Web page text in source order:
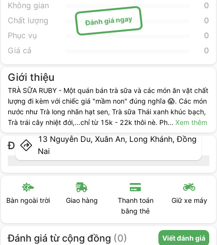
Đánh giá ngay
Không gian
0
Chất lượng
0
Phục vụ
0
Giá cả
0
Giới thiệu
TRÀ SỮA RUBY - Một quán bán trà sữa và các món ăn vặt chất
lượng đi kèm với chiếc giá "mầm non" đúng nghĩa 😱. Các món
nước như Trà long nhãn hạt sen, Trà sữa Thái xanh khúc bạch,
Trà trái cây nhiệt đới,...chỉ từ 15k - 22k thôi nè. Ph... Xem thêm
Địa điểm cụ thể
13 Nguyễn Du, Xuân An, Long Khánh, Đồng
Nai
Giao hàng
Thanh toán
Giữ xe máy Có giao hàng
Đánh giá từ cộng đồng (0) Viết đánh giá